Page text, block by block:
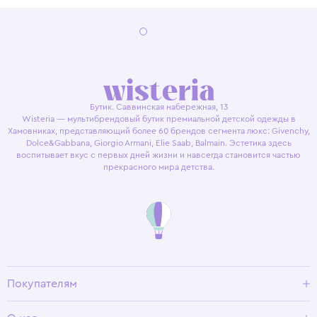
Бутик. Саввинская набережная, 13
Wisteria — мультибрендовый бутик премиальной детской одежды в
Хамовниках, представляющий более 60 брендов сегмента люкс: Givenchy,
Dolce&Gabbana, Giorgio Armani, Elie Saab, Balmain. Эстетика здесь
воспитывает вкус с первых дней жизни и навсегда становится частью
прекрасного мира детства.
Покупателям